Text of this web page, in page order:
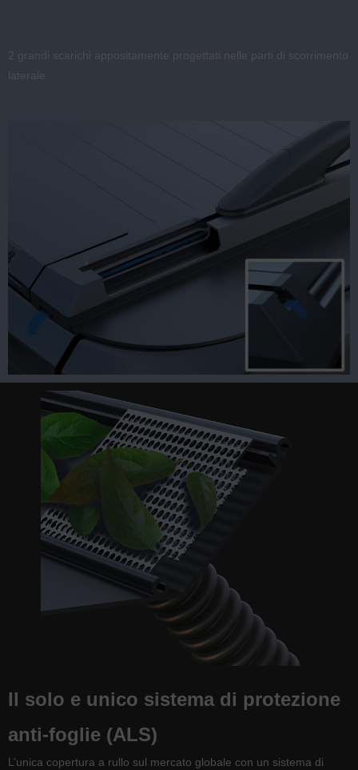
2 grandi scarichi appositamente progettati nelle parti di scorrimento
laterale
Il solo e unico sistema di protezione
anti-foglie (ALS)
L’unica copertura a rullo sul mercato globale con un sistema di